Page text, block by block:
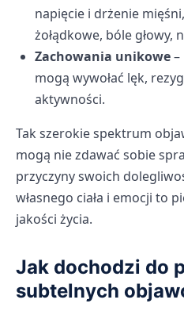
napięcie i drżenie
żołądkowe, bóle głowy,
Zachowania unikowe
mogą wywołać lęk,
aktywności.
Tak szerokie spektrum
mogą nie zdawać sobie
przyczyny swoich
własnego ciała i emocji to
jakości życia.
Jak dochodzi do
subtelnych